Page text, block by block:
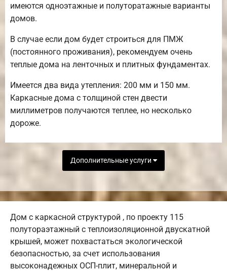
имеются одноэтажные и полуторатажные варианты
домов.
В случае если дом будет строиться для ПМЖ
(постоянного проживания), рекомендуем очень
теплые дома на ленточных и плитных фундаментах.
Имеется два вида утепления: 200 мм и 150 мм.
Каркасные дома с толщиной стен двести
миллиметров получаются теплее, но несколько
дороже.
Дополнительные услуги
Дом с каркасной структурой , по проекту 115
полутораэтажный с теплоизоляционной двускатной
крышей, может похвастаться экологической
безопасностью, за счет использования
высоконадежных ОСП-плит, минеральной и